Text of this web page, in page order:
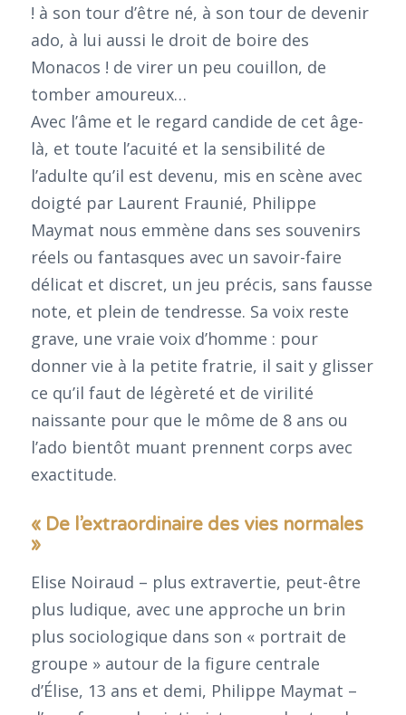
! à son tour d’être né, à son tour de devenir
ado, à lui aussi le droit de boire des
Monacos ! de virer un peu couillon, de
tomber amoureux…
Avec l’âme et le regard candide de cet âge-
là, et toute l’acuité et la sensibilité de
l’adulte qu’il est devenu, mis en scène avec
doigté par Laurent Fraunié, Philippe
Maymat nous emmène dans ses souvenirs
réels ou fantasques avec un savoir-faire
délicat et discret, un jeu précis, sans fausse
note, et plein de tendresse. Sa voix reste
grave, une vraie voix d’homme : pour
donner vie à la petite fratrie, il sait y glisser
ce qu’il faut de légèreté et de virilité
naissante pour que le môme de 8 ans ou
l’ado bientôt muant prennent corps avec
exactitude.
« De l’extraordinaire des vies normales
»
Elise Noiraud – plus extravertie, peut-être
plus ludique, avec une approche un brin
plus sociologique dans son « portrait de
groupe » autour de la figure centrale
d’Élise, 13 ans et demi, Philippe Maymat –